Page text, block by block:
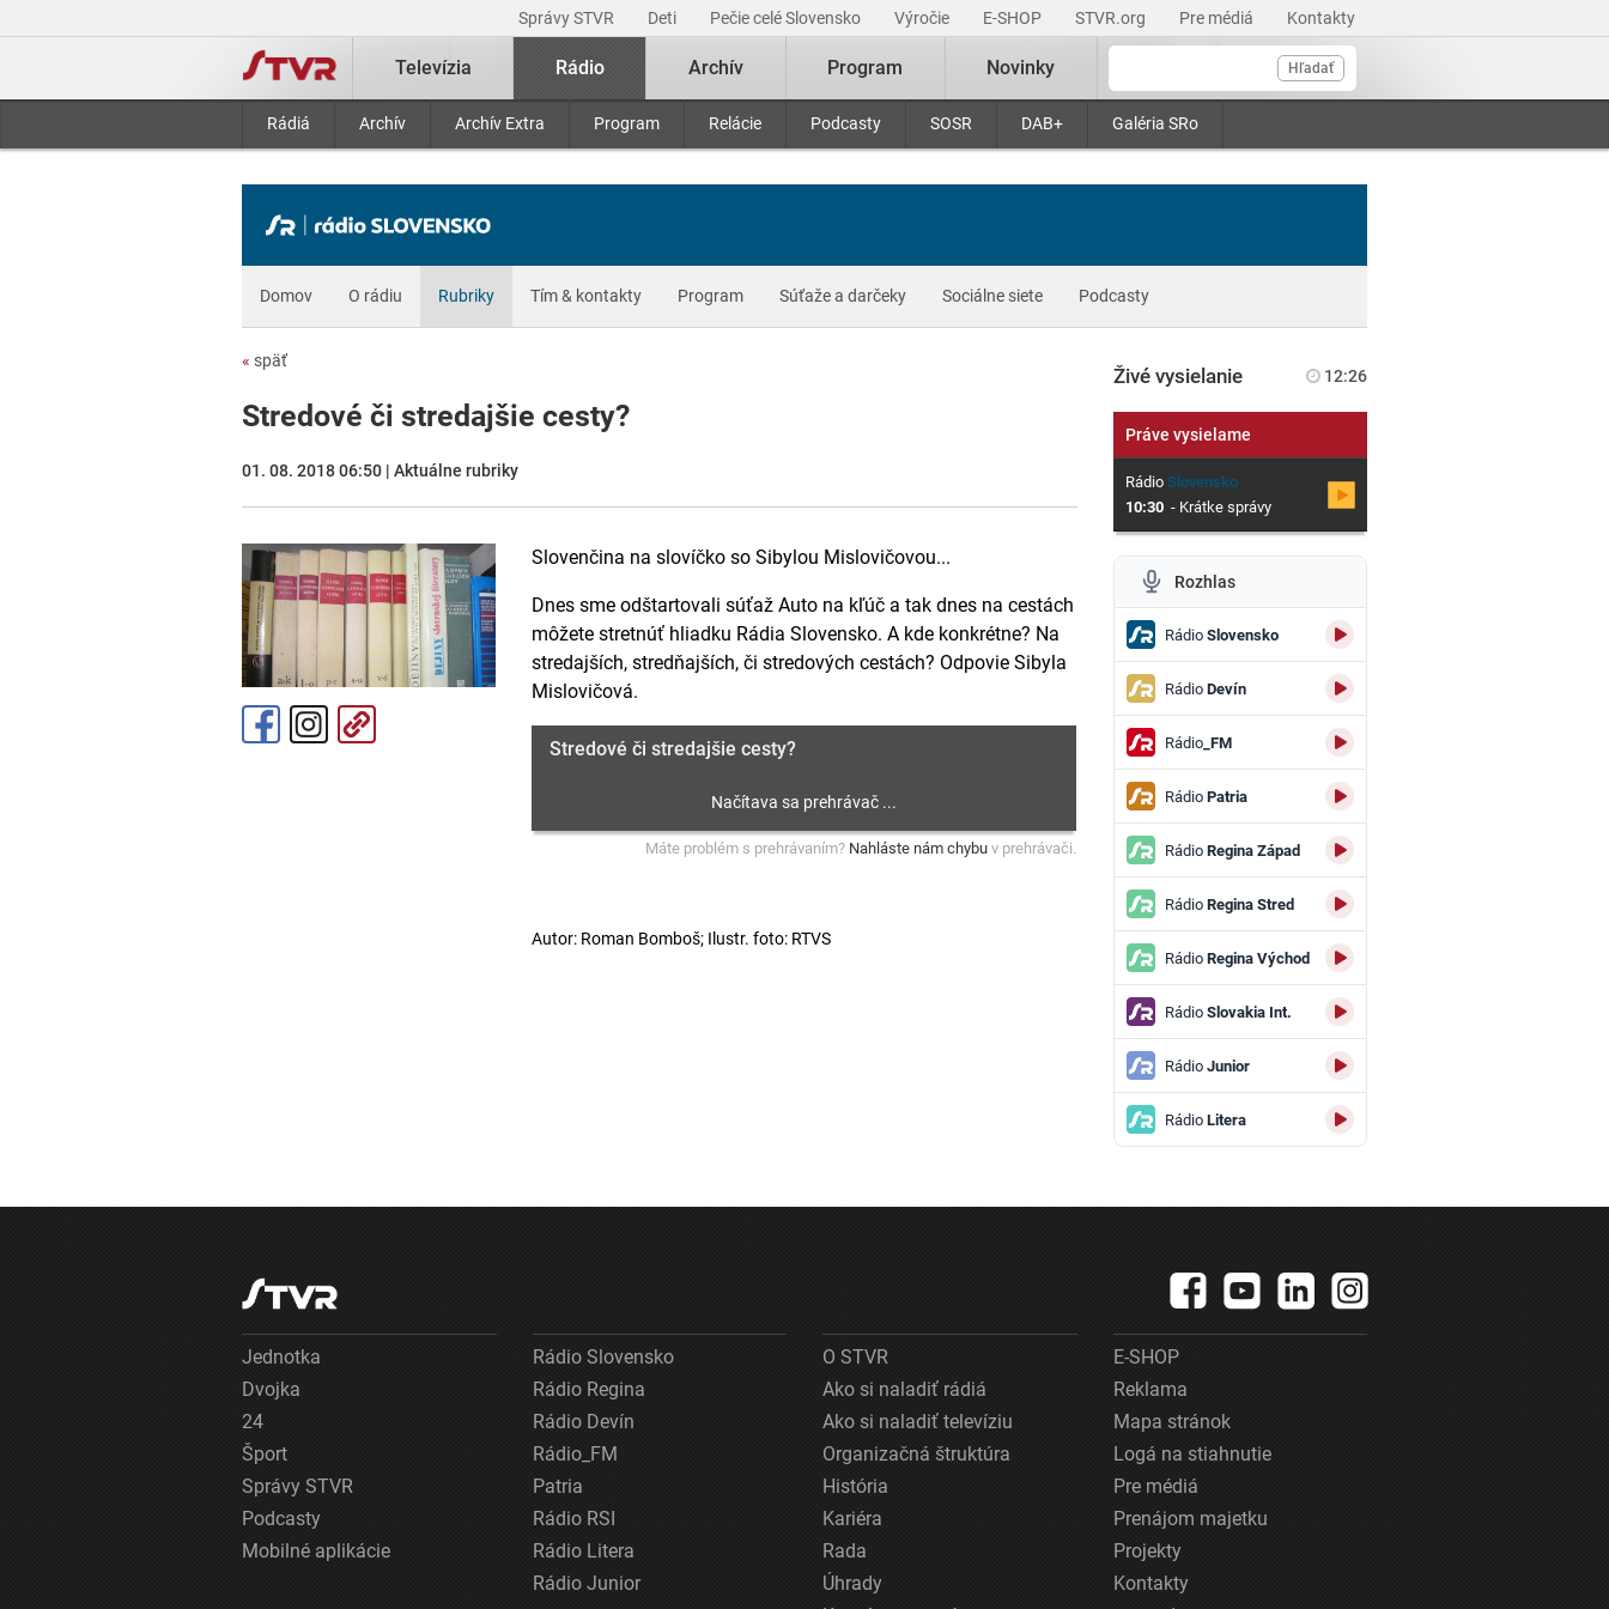
Správy STVR Deti Pečie celé Slovensko Výročie E-SHOP STVR.org Pre médiá Kontakty
Hľadať
Televízia Rádio
Rádiá Archív Archív Extra Program Relácie Podcasty SOSR DAB+ Galéria SRo
Archív Program Novinky
Domov O rádiu Rubriky Tím & kontakty Program Súťaže a darčeky Sociálne siete Podcasty
« späť
Stredové či stredajšie cesty?
01. 08. 2018 06:50 | Aktuálne rubriky
Slovenčina na slovíčko so Sibylou Mislovičovou...
Dnes sme odštartovali súťaž Auto na kľúč a tak dnes na cestách
môžete stretnúť hliadku Rádia Slovensko. A kde konkrétne? Na
stredajších, stredňajších, či stredových cestách? Odpovie Sibyla
Mislovičová.
Stredové či stredajšie cesty?
Máte problém s prehrávaním? Nahláste nám chybu v prehrávači.
Autor: Roman Bomboš; Ilustr. foto: RTVS
Živé vysielanie 12:26
Práve vysielame
RádioSlovensko
10:30 - Krátke správy
Rozhlas
RádioSlovensko
RádioDevín
Rádio_FM
RádioPatria
RádioRegina Západ
RádioRegina Stred
RádioRegina Východ
RádioSlovakia Int.
RádioJunior
RádioLitera
Jednotka
Dvojka
24
Šport
Správy STVR
Podcasty
Mobilné aplikácie
Rádio Slovensko
Rádio Regina
Rádio Devín
Rádio_FM
Patria
Rádio RSI
Rádio Litera
Rádio Junior
O STVR
Ako si naladiť rádiá
Ako si naladiť televíziu
Organizačná štruktúra
História
Kariéra
Rada
Úhrady
E-SHOP
Reklama
Mapa stránok
Logá na stiahnutie
Pre médiá
Prenájom majetku
Projekty
Kontakty